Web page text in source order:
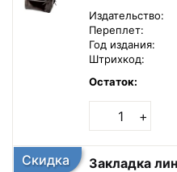
Издательство:
Переплет:
Год издания:
Штрихкод:
Остаток:
+
Скидка
Закладка